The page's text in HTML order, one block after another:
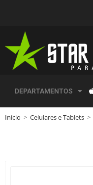
DEPARTAMENTOS
Início > Celulares e Tablets >